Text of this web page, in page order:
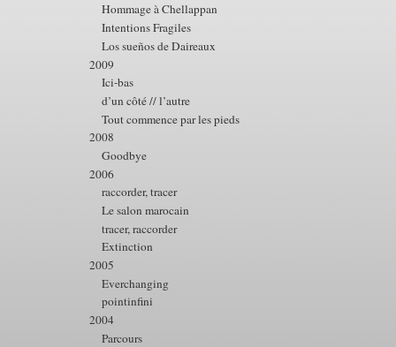
Hommage à Chellappan
Intentions Fragiles
Los sueños de Daireaux
2009
Ici-bas
d’un côté // l’autre
Tout commence par les pieds
2008
Goodbye
2006
raccorder, tracer
Le salon marocain
tracer, raccorder
Extinction
2005
Everchanging
pointinfini
2004
Parcours